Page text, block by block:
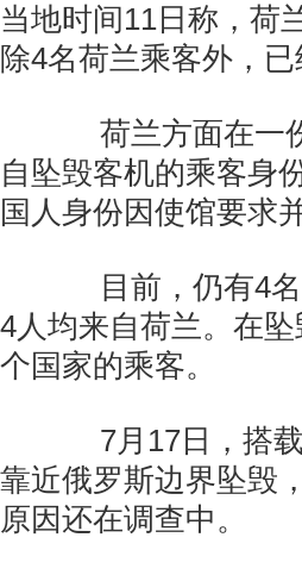
当地时间11日称，荷
除4名荷兰乘客外，
荷兰方面在一份
自坠毁客机的乘客身
国人身份因使馆要求
目前，仍有4名
4人均来自荷兰。在
个国家的乘客。
7月17日，搭载
靠近俄罗斯边界坠毁
原因还在调查中。